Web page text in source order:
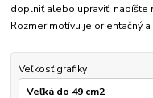
doplniť alebo upraviť, napíšte
Rozmer motívu je orientačný a
Veľkosť grafiky